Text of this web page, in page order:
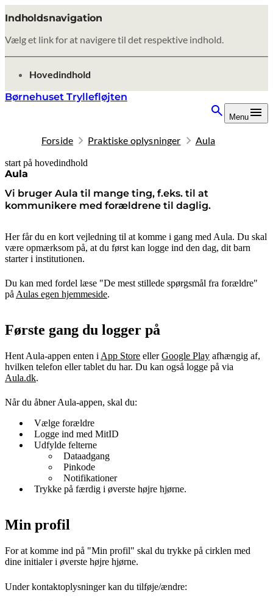
Indholdsnavigation
Vælg et link for at navigere til det respektive indhold.
gå til
Hovedindhold
Børnehuset Tryllefløjten
Menu
Forside Praktiske oplysninger Aula
start på hovedindhold
Aula
Vi bruger Aula til mange ting, f.eks. til at
kommunikere med forældrene til daglig.
senest opdateret 8. oktober 2025
Her får du en kort vejledning til at komme i gang med Aula. Du skal
være opmærksom på, at du først kan logge ind den dag, dit barn
starter i institutionen.
Du kan med fordel læse "De mest stillede spørgsmål fra forældre"
på Aulas egen hjemmeside.
Første gang du logger på
Hent Aula-appen enten i App Store ellerGoogle Play afhængig af,
hvilken telefon eller tablet du har. Du kan også logge på via
Aula.dk.
Når du åbner Aula-appen, skal du:
Vælge forældre
Logge ind med MitID
Udfylde felterne
Dataadgang
Pinkode
Notifikationer
Trykke på færdig i øverste højre hjørne.
Min profil
For at komme ind på "Min profil" skal du trykke på cirklen med
dine initialer i øverste højre hjørne.
Under kontaktoplysninger kan du tilføje/ændre: